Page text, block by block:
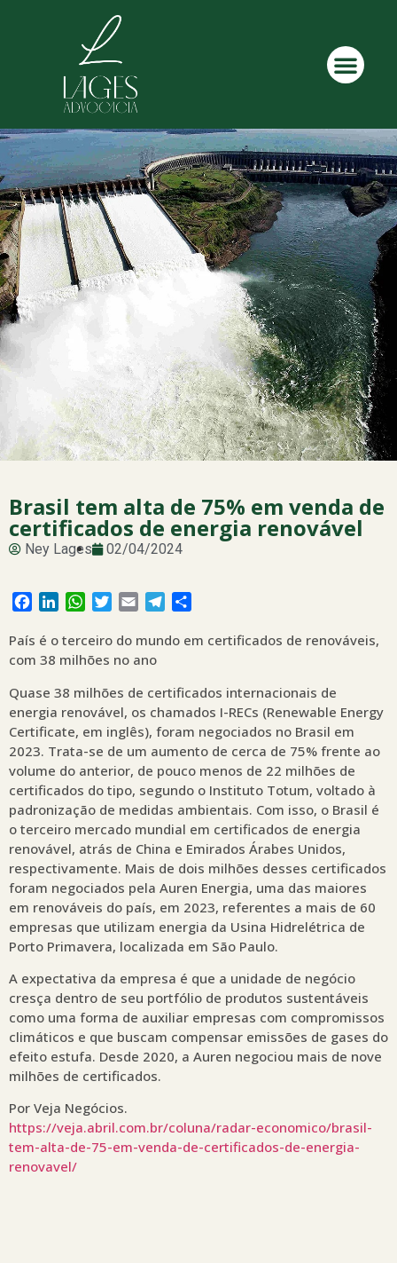
Brasil tem alta de 75% em venda de
certificados de energia renovável
Ney Lages 02/04/2024
Facebook
LinkedInWhatsApp
Twitter
Email Telegram
País é o terceiro do mundo em certificados de renováveis,
com 38 milhões no ano
Quase 38 milhões de certificados internacionais de
energia renovável, os chamados I-RECs (Renewable Energy
Certificate, em inglês), foram negociados no Brasil em
2023. Trata-se de um aumento de cerca de 75% frente ao
volume do anterior, de pouco menos de 22 milhões de
certificados do tipo, segundo o Instituto Totum, voltado à
padronização de medidas ambientais. Com isso, o Brasil é
o terceiro mercado mundial em certificados de energia
renovável, atrás de China e Emirados Árabes Unidos,
respectivamente. Mais de dois milhões desses certificados
foram negociados pela Auren Energia, uma das maiores
em renováveis do país, em 2023, referentes a mais de 60
empresas que utilizam energia da Usina Hidrelétrica de
Porto Primavera, localizada em São Paulo.
A expectativa da empresa é que a unidade de negócio
cresça dentro de seu portfólio de produtos sustentáveis
como uma forma de auxiliar empresas com compromissos
climáticos e que buscam compensar emissões de gases do
efeito estufa. Desde 2020, a Auren negociou mais de nove
milhões de certificados.
Por Veja Negócios.
https://veja.abril.com.br/coluna/radar-economico/brasil-
tem-alta-de-75-em-venda-de-certificados-de-energia-
renovavel/